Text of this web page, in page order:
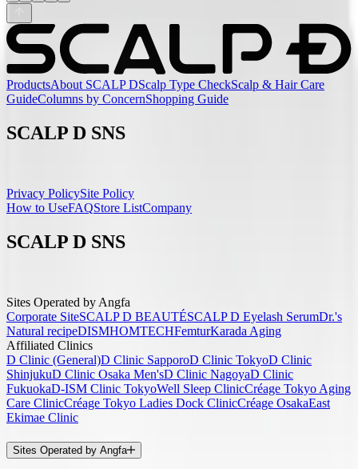
ProductsAbout SCALP DScalp Type CheckScalp & Hair Care
GuideColumns by ConcernShopping Guide
SCALP D SNS
Privacy PolicySite Policy
How to UseFAQStore ListCompany
SCALP D SNS
Sites Operated by Angfa
Corporate SiteSCALP D BEAUTÉSCALP D Eyelash SerumDr.'s
Natural recipeDISMHOMTECHFemturKarada Aging
Affiliated Clinics
D Clinic (General)D Clinic SapporoD Clinic TokyoD Clinic
ShinjukuD Clinic Osaka Men'sD Clinic NagoyaD Clinic
FukuokaD-ISM Clinic TokyoWell Sleep ClinicCréage Tokyo Aging
Care ClinicCréage Tokyo Ladies Dock ClinicCréage OsakaEast
Ekimae Clinic
Sites Operated by Angfa